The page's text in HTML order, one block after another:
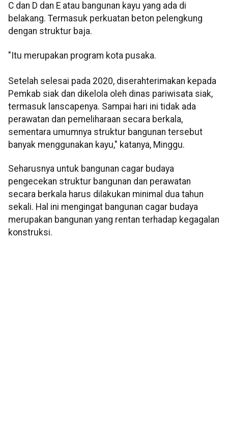
C dan D dan E atau bangunan kayu yang ada di
belakang. Termasuk perkuatan beton pelengkung
dengan struktur baja.
"Itu merupakan program kota pusaka.
Setelah selesai pada 2020, diserahterimakan kepada
Pemkab siak dan dikelola oleh dinas pariwisata siak,
termasuk lanscapenya. Sampai hari ini tidak ada
perawatan dan pemeliharaan secara berkala,
sementara umumnya struktur bangunan tersebut
banyak menggunakan kayu," katanya, Minggu.
Seharusnya untuk bangunan cagar budaya
pengecekan struktur bangunan dan perawatan
secara berkala harus dilakukan minimal dua tahun
sekali. Hal ini mengingat bangunan cagar budaya
merupakan bangunan yang rentan terhadap kegagalan
konstruksi.